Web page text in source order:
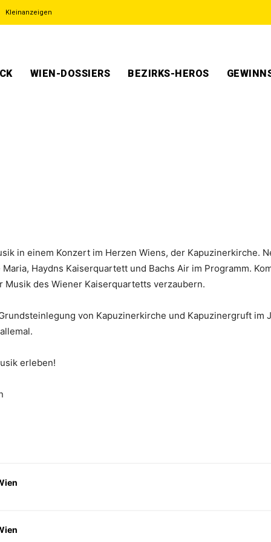
Kleinanzeigen
WIEN-DOSSIERS BEZIRKS-HEROS
in einem Konzert im Herzen Wiens, der Kapuzinerkirche.
Haydns Kaiserquartett und Bachs Air im Programm.
des Wiener Kaiserquartetts verzaubern.
von Kapuzinerkirche und Kapuzinergruft im
erleben!